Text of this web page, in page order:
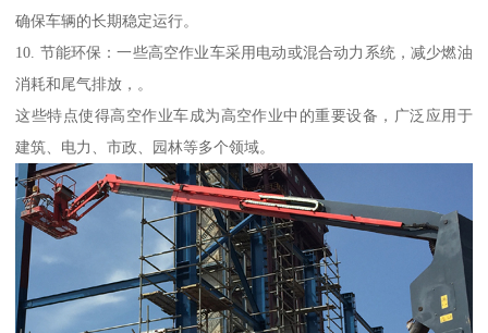
确保车辆的长期稳定运行。
10. 节能环保：一些高空作业车采用电动或混合动力系统，减少燃油
消耗和尾气排放，。
这些特点使得高空作业车成为高空作业中的重要设备，广泛应用于
建筑、电力、市政、园林等多个领域。